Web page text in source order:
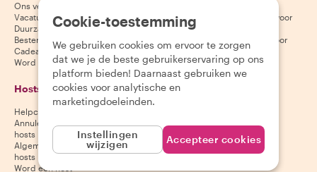
Ons verhaal
Vacatures
Duurzaamheid
Bestemmingen
Cadeaubonnen
Word partner
Annuleringsvoorwaarden voor
gasten
Algemene voorwaarden voor
gasten
Hosts
Helpcentrum voor hosts
Annuleringsvoorwaarden voor
hosts
Algemene voorwaarden voor
hosts
Word een host
Download onze app
Cookie-toestemming
We gebruiken cookies om ervoor te zorgen
dat we je de beste gebruikerservaring op ons
platform bieden! Daarnaast gebruiken we
cookies voor analytische en
marketingdoeleinden.
Instellingen
wijzigen
Accepteer cookies